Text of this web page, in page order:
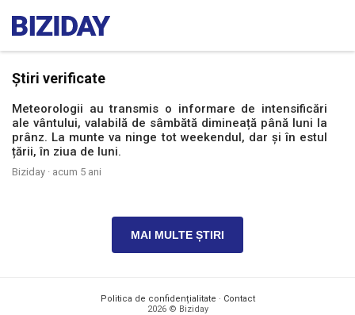
Știri verificate
Meteorologii au transmis o informare de intensificări
ale vântului, valabilă de sâmbătă dimineață până luni la
prânz. La munte va ninge tot weekendul, dar și în estul
țării, în ziua de luni.
Biziday · acum 5 ani
MAI MULTE ȘTIRI
Politica de confidențialitate · Contact
2026 © Biziday